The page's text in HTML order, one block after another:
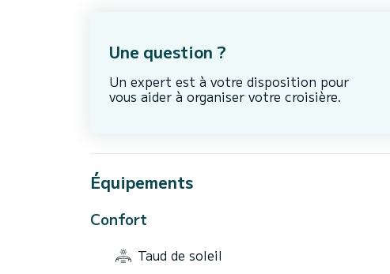
Une question ?
Un expert est à votre disposition pour
vous aider à organiser votre croisière.
Équipements
Confort
Taud de soleil